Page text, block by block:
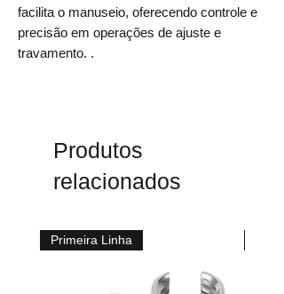
facilita o manuseio, oferecendo controle e
precisão em operações de ajuste e
travamento. .
Produtos
relacionados
Primeira Linha